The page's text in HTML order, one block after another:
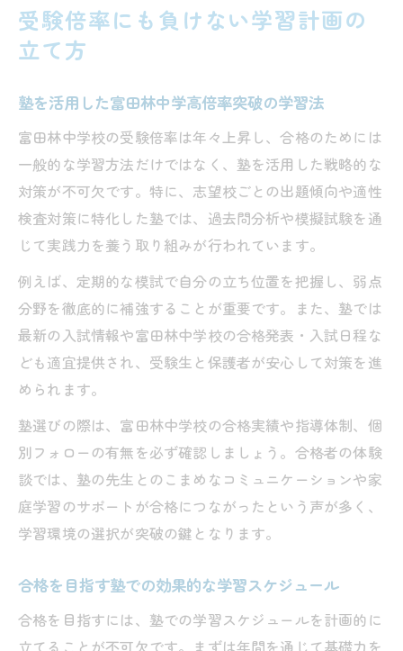
受験倍率にも負けない学習計画の
立て方
塾を活用した富田林中学高倍率突破の学習法
富田林中学校の受験倍率は年々上昇し、合格のためには
一般的な学習方法だけではなく、塾を活用した戦略的な
対策が不可欠です。特に、志望校ごとの出題傾向や適性
検査対策に特化した塾では、過去問分析や模擬試験を通
じて実践力を養う取り組みが行われています。
例えば、定期的な模試で自分の立ち位置を把握し、弱点
分野を徹底的に補強することが重要です。また、塾では
最新の入試情報や富田林中学校の合格発表・入試日程な
ども適宜提供され、受験生と保護者が安心して対策を進
められます。
塾選びの際は、富田林中学校の合格実績や指導体制、個
別フォローの有無を必ず確認しましょう。合格者の体験
談では、塾の先生とのこまめなコミュニケーションや家
庭学習のサポートが合格につながったという声が多く、
学習環境の選択が突破の鍵となります。
合格を目指す塾での効果的な学習スケジュール
合格を目指すには、塾での学習スケジュールを計画的に